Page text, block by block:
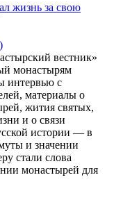
жизнь за свою
вестник»
монастырям
интервью с
материалы о
жития святых,
и о связи
истории — в
и значении
стали слова
монастырей для